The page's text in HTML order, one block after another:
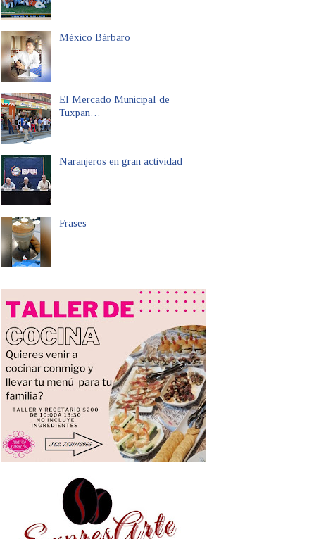
México Bárbaro
El Mercado Municipal de
Tuxpan…
Naranjeros en gran actividad
Frases